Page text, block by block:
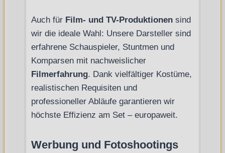
Auch für Film- und TV-Produktionensind
wir die ideale Wahl: Unsere Darsteller sind
erfahrene Schauspieler, Stuntmen und
Komparsen mit nachweislicher
Filmerfahrung. Dank vielfältiger Kostüme,
realistischen Requisiten und
professioneller Abläufe garantieren wir
höchste Effizienz am Set – europaweit.
Werbung und Fotoshootings